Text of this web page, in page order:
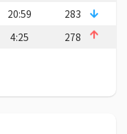
20:59
283
4:25 278